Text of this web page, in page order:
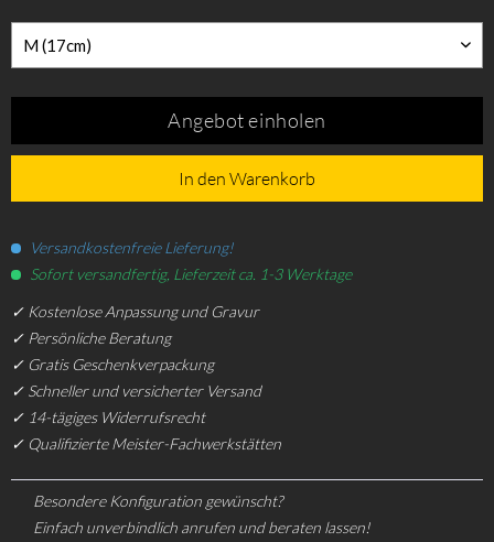
M (17cm)
Angebot einholen
In den Warenkorb
Versandkostenfreie Lieferung!
Sofort versandfertig, Lieferzeit ca. 1-3 Werktage
✓ Kostenlose Anpassung und Gravur
✓ Persönliche Beratung
✓ Gratis Geschenkverpackung
✓ Schneller und versicherter Versand
✓ 14-tägiges Widerrufsrecht
✓ Qualifizierte Meister-Fachwerkstätten
Besondere Konfiguration gewünscht?
Einfach unverbindlich anrufen und beraten lassen!